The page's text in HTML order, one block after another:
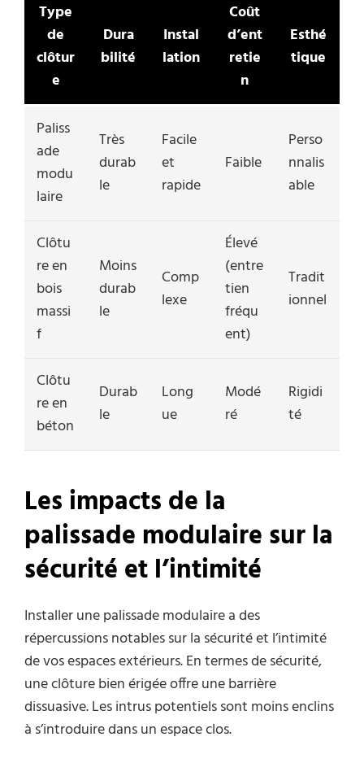
Type
de
clôtur
e
Dura
bilité
Instal
lation
Coût
d’ent
retie
n
Esthé
tique
Paliss
ade
modu
laire
Très
durab
le
Facile
et
rapide
Faible
Perso
nnalis
able
Clôtu
re en
bois
massi
f
Moins
durab
le
Comp
lexe
Élevé
(entre
tien
fréqu
ent)
Tradit
ionnel
Clôtu
re en
béton
Durab
le
Long
ue
Modé
ré
Rigidi
té
Les impacts de la
palissade modulaire sur la
sécurité et l’intimité
Installer une palissade modulaire a des
répercussions notables sur la sécurité et l’intimité
de vos espaces extérieurs. En termes de sécurité,
une clôture bien érigée offre une barrière
dissuasive. Les intrus potentiels sont moins enclins
à s’introduire dans un espace clos.